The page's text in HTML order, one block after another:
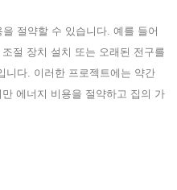
절약할 수 있습니다. 예를 들어
절 장치 설치 또는 오래된 전구를
니다. 이러한 프로젝트에는 약간
에너지 비용을 절약하고 집의 가